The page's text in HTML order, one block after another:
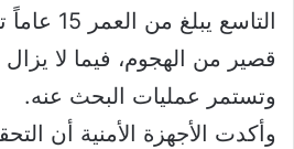
التاسع
قصير من الهجوم، فيما لا
وتستمر عمليات البحث عنه.
وأكدت الأجهزة الأمنية أن